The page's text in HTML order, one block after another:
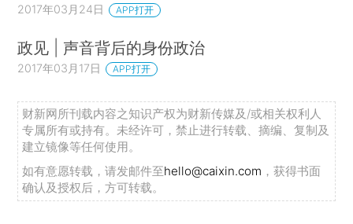
2017年03月24日 APP打开
政见 | 声音背后的身份政治
2017年03月17日 APP打开
财新网所刊载内容之知识产权为财新传媒及/或相关权利人
专属所有或持有。未经许可，禁止进行转载、摘编、复制及
建立镜像等任何使用。
如有意愿转载，请发邮件至hello@caixin.com ，获得书面
确认及授权后，方可转载。